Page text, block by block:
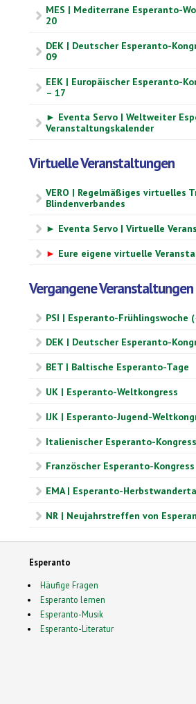
MES | Mediterrane Esperanto-
20
DEK | Deutscher Esperanto-
09
EEK | Europäischer Esperanto-
– 17
► Eventa Servo | Weltweiter
Veranstaltungskalender
Virtuelle Veranstaltungen
VERO | Regelmäßiges virtuelles
Blindenverbandes
► Eventa Servo | Virtuelle
► Eure eigene virtuelle
Vergangene Veranstaltungen
PSI | Esperanto-
DEK | Deutscher Esperanto-
BET | Baltische Esperanto-Tage
UK | Esperanto-Weltkongress
IJK | Esperanto-Jugend-
Italienischer Esperanto-Kongress
Französcher Esperanto-Kongress
EMA | Esperanto-
NR | Neujahrstreffen von
Esperanto
Häufige Fragen
Esperanto lernen
Esperanto-Musik
Esperanto-Literatur